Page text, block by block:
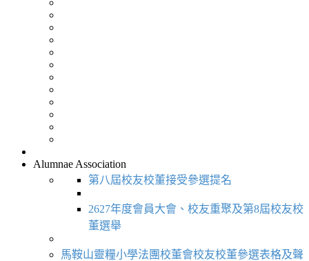
Alumnae Association
第八屆校友校董接受參選提名
2627年度會員大會、校友重聚及第8屆校友校
董選舉
馬鞍山靈糧小學法團校董會校友校董參選表格及聲